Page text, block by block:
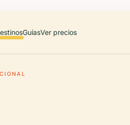
GuíasVer precios